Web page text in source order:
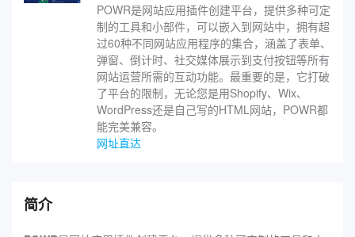
POWR是网站应用插件创建平台，提供多种可定
制的工具和小部件，可以嵌入到网站中，拥有超
过60种不同网站应用程序的集合，涵盖了表单、
弹窗、倒计时、社交媒体展示到支付按钮等所有
网站运营所需的互动功能。最重要的是，它打破
了平台的限制，无论您是用Shopify、Wix、
WordPress还是自己写的HTML网站，POWR都
能完美兼容。
网址直达
简介